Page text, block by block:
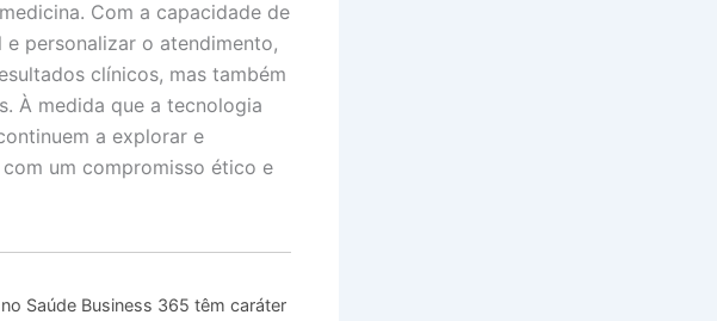
Com a capacidade de
personalizar o atendimento,
clínicos, mas também
À medida que a tecnologia
a explorar e
um compromisso ético e
Saúde Business 365 têm caráter